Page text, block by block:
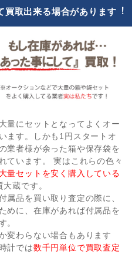
取出来る場合があります︕
量にセットとなってよくオー
ます。しかも1円スタートオ
業者様が余った箱や保存袋を
ています。 実はこれらの色々
大量セットを安く購入している
蔵です。
属品を買い取り査定の際に、
めに、在庫があれば付属品を
。
変わらない場合もあります
計では数千円単位で買取査定